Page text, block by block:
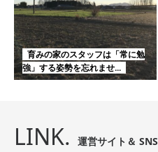
育みの家のスタッフは「常に勉
強」する姿勢を忘れませ...
LINK. 運営サイト＆ SNS